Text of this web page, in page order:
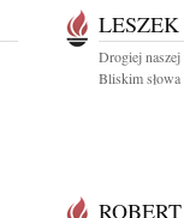
Drogiej
Bliskim